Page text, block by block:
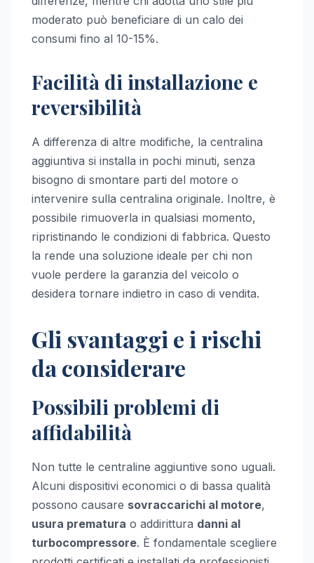
moderato può beneficiare di un calo dei
consumi fino al 10-15%.
Facilità di installazione e
reversibilità
A differenza di altre modifiche, la centralina
aggiuntiva si installa in pochi minuti, senza
bisogno di smontare parti del motore o
intervenire sulla centralina originale. Inoltre, è
possibile rimuoverla in qualsiasi momento,
ripristinando le condizioni di fabbrica. Questo
la rende una soluzione ideale per chi non
vuole perdere la garanzia del veicolo o
desidera tornare indietro in caso di vendita.
Gli svantaggi e i rischi
da considerare
Possibili problemi di
affidabilità
Non tutte le centraline aggiuntive sono uguali.
Alcuni dispositivi economici o di bassa qualità
possono causare sovraccarichi al motore,
usura prematura o addirittura danni al
turbocompressore. È fondamentale scegliere